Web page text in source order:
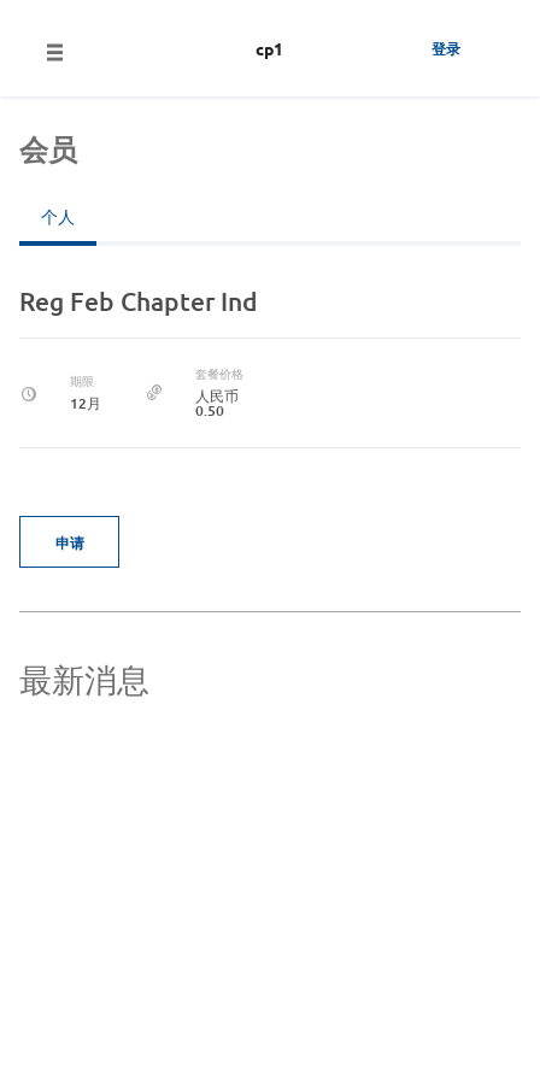
登录
cp1
会员
个人
Reg Feb Chapter Ind
期限
12月
套餐价格
人民币
0.50
申请
最新消息